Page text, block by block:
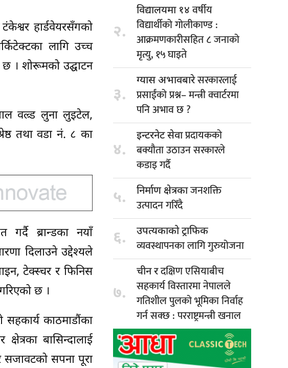
हार्डवेयरसँगको
लागि उच्च
। शोरूमको उद्घाटन
वल्र्ड लुना लुइटेल,
तथा वडा नं. ८ का
गर्दै ब्रान्डका नयाँ
दिलाउने उद्देश्यले
टेक्स्चर र फिनिस
छ ।
सहकार्य काठमाडौंका
बासिन्दालाई
सजावटको सपना पूरा
२.
विद्यालयमा १४वर्षीय
विद्यार्थीको गोलीकाण्ड :
आक्रमणकारीसहित ८ जनाको
मृत्यु, १५ घाइते
३.
ग्यास अभावबारेसरकारलाई
प्रसाईंको प्रश्न– मन्त्री क्वार्टरमा
पनि अभाव छ ?
४.
इन्टरनेट सेवाप्रदायकको
बक्यौता उठाउन सरकारले
कडाइ गर्दै
५. निर्माण क्षेत्रकाजनशक्ति
उत्पादन गरिँदै
६. उपत्यकाको ट्राफिक
व्यवस्थापनका लागि गुरुयोजना
७.
चीन रदक्षिण एसियाबीच
सहकार्य विस्तारमा नेपालले
गतिशील पुलको भूमिका निर्वाह
गर्न सक्छ : परराष्ट्रमन्त्री खनाल